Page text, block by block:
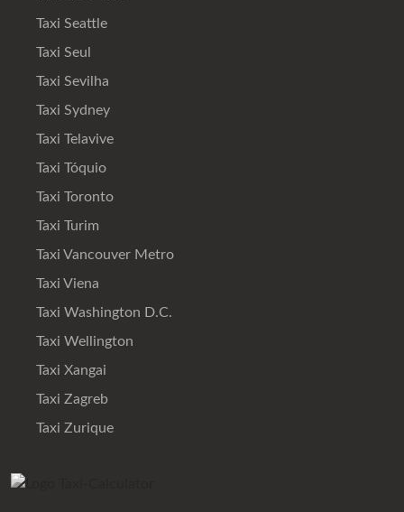
Taxi Seattle
Taxi Seul
Taxi Sevilha
Taxi Sydney
Taxi Telavive
Taxi Tóquio
Taxi Toronto
Taxi Turim
Taxi Vancouver Metro
Taxi Viena
Taxi Washington D.C.
Taxi Wellington
Taxi Xangai
Taxi Zagreb
Taxi Zurique